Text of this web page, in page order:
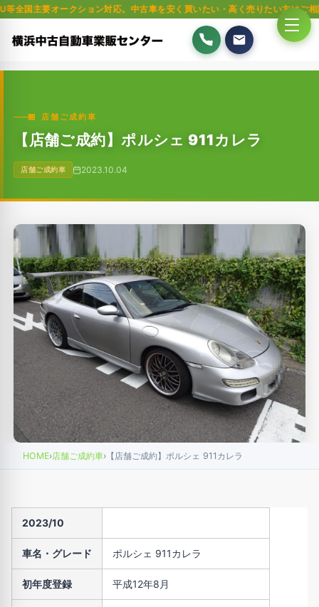
クション対応。中古車を安く買いたい・高く売りたい方はご相談ください
🏪 店舗ご成約車
【店舗ご成約】ポルシェ 911カレラ
店舗ご成約車 2023.10.04
HOME›店舗ご成約車› 【店舗ご成約】ポルシェ 911カレラ
2023/10
車名・グレード ポルシェ 911カレラ
初年度登録 平成12年8月